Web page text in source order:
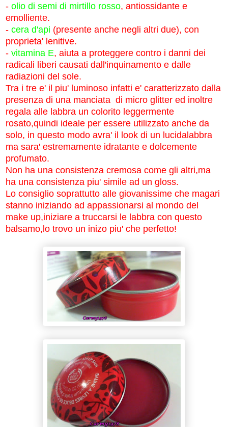
- olio di semi di mirtillo rosso, antiossidante e
emolliente.
- cera d'api (presente anche negli altri due), con
proprieta' lenitive.
- vitamina E, aiuta a proteggere contro i danni dei
radicali liberi causati dall'inquinamento e dalle
radiazioni del sole.
Tra i tre e' il piu' luminoso infatti e' caratterizzato dalla
presenza di una manciata di micro glitter ed inoltre
regala alle labbra un colorito leggermente
rosato,quindi ideale per essere utilizzato anche da
solo, in questo modo avra' il look di un lucidalabbra
ma sara' estremamente idratante e dolcemente
profumato.
Non ha una consistenza cremosa come gli altri,ma
ha una consistenza piu' simile ad un gloss.
Lo consiglio soprattutto alle giovanissime che magari
stanno iniziando ad appassionarsi al mondo del
make up,iniziare a truccarsi le labbra con questo
balsamo,lo trovo un inizo piu' che perfetto!